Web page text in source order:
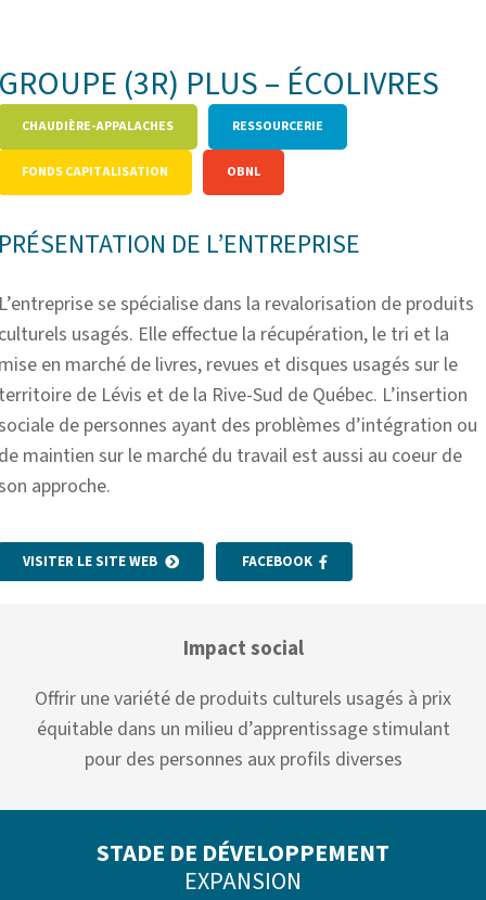
(3R) PLUS – ÉCOLIVRES
CHAUDIÈRE-APPALACHES RESSOURCERIE
FONDS CAPITALISATION OBNL
DE L’ENTREPRISE
se spécialise dans la revalorisation de produits
usagés. Elle effectue la récupération, le tri et la
en marché de livres, revues et disques usagés sur le
de Lévis et de la Rive-Sud de Québec. L’insertion
de personnes ayant des problèmes d’intégration ou
maintien sur le marché du travail est aussi au coeur de
approche.
VISITER LE SITE WEB FACEBOOK
Impact social
Offrir une variété de produits culturels usagés à prix
équitable dans un milieu d’apprentissage stimulant
pour des personnes aux profils diverses
STADE DE DÉVELOPPEMENT
EXPANSION